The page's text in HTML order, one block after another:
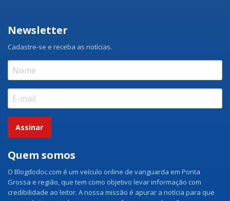
Newsletter
Cadastre-se e receba as notícias.
Assinar
Quem somos
O Blogdodoc.com é um veículo online de vanguarda em Ponta
Grossa e região, que tem como objetivo levar informação com
credibilidade ao leitor. A nossa missão é apurar a notícia para que